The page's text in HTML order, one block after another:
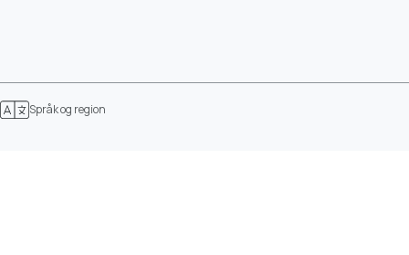
Språk og region